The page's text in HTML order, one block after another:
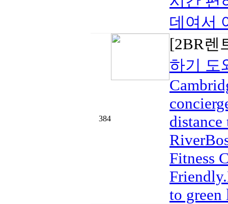
데여서
384
[2BR렌
하기 도
Fitness
to